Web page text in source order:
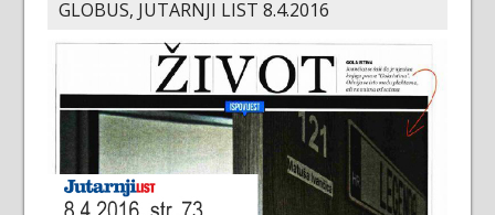
GLOBUS, JUTARNJI LIST 8.4.2016